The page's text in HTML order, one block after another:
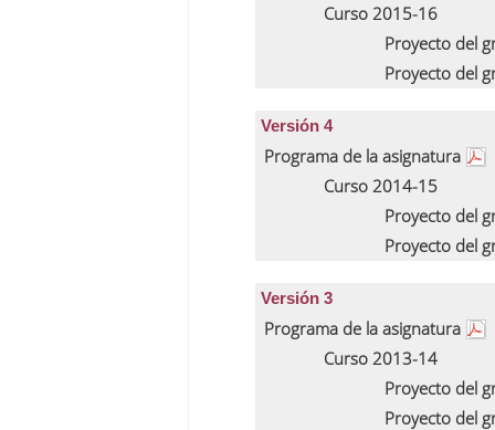
Curso 2015-16
Proyecto del
Proyecto del
Versión 4
Programa de la asignatura
Curso 2014-15
Proyecto del
Proyecto del
Versión 3
Programa de la asignatura
Curso 2013-14
Proyecto del
Proyecto del